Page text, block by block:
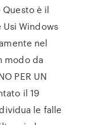
Questo è il
Windows
nel
modo da
PER UN
il 19
le falle